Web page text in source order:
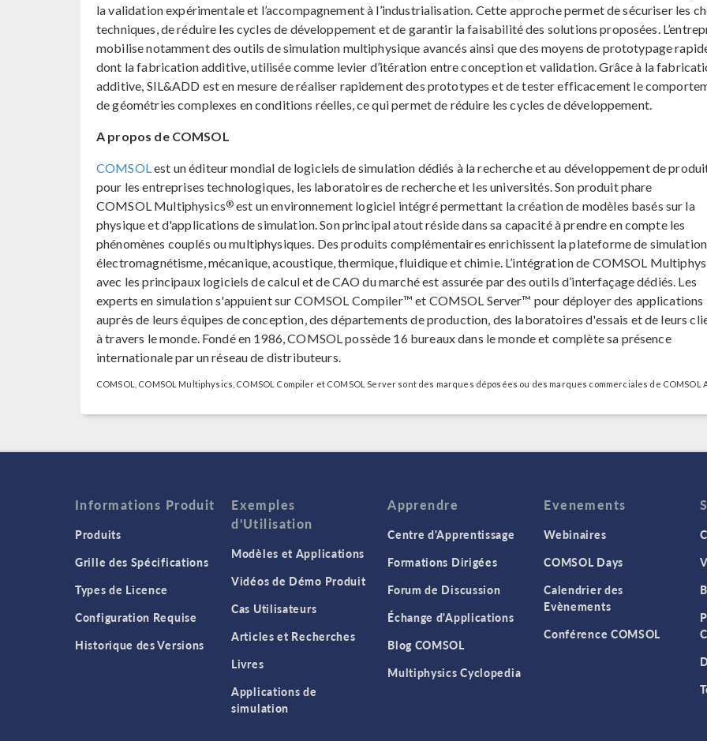
la validation expérimentale et l’accompagnement à l’industrialisation. Cette approche permet de sécuriser les
techniques, de réduire les cycles de développement et de garantir la faisabilité des solutions proposées.
mobilise notamment des outils de simulation multiphysique avancés ainsi que des moyens de prototypage
dont la fabrication additive, utilisée comme levier d’itération entre conception et validation. Grâce à la
additive, SIL&ADD est en mesure de réaliser rapidement des prototypes et de tester efficacement le
de géométries complexes en conditions réelles, ce qui permet de réduire les cycles de développement.
A propos de COMSOL
COMSOLest un éditeur mondial de logiciels de simulation dédiés à la recherche et au développement de
pour les entreprises technologiques, les laboratoires de recherche et les universités. Son produit phare
COMSOL Multiphysics® est un environnement logiciel intégré permettant la création de modèles basés sur la
physique et d'applications de simulation. Son principal atout réside dans sa capacité à prendre en compte les
phénomènes couplés ou multiphysiques. Des produits complémentaires enrichissent la plateforme de
électromagnétisme, mécanique, acoustique, thermique, fluidique et chimie. L’intégration de COMSOL
avec les principaux logiciels de calcul et de CAO du marché est assurée par des outils d’interfaçage dédiés. Les
experts en simulation s'appuient sur COMSOL Compiler™ et COMSOL Server™ pour déployer des applications
auprès de leurs équipes de conception, des départements de production, des laboratoires d'essais et de leurs
à travers le monde. Fondé en 1986, COMSOL possède 16 bureaux dans le monde et complète sa présence
internationale par un réseau de distributeurs.
COMSOL, COMSOL Multiphysics, COMSOL Compiler et COMSOL Server sont des marques déposées ou des marques commerciales de COMSOL
Informations Produit
Produits
Grille des Spécifications
Types de Licence
Configuration Requise
Historique des Versions
Exemples
d'Utilisation
Modèles et Applications
Vidéos de Démo Produit
Cas Utilisateurs
Articles et Recherches
Livres
Applications de
simulation
Apprendre
Centre d'Apprentissage
Formations Dirigées
Forum de Discussion
Échange d'Applications
Blog COMSOL
Multiphysics Cyclopedia
Evenements
Webinaires
COMSOL Days
Calendrier des
Evènements
Conférence COMSOL